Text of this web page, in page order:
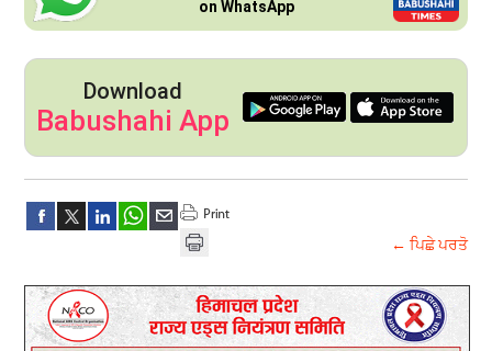
on WhatsApp
Download
Babushahi App
← ਪਿਛੇ ਪਰਤੋ